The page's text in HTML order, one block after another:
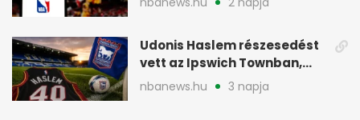
Udonis Haslem részesedést
vett az Ipswich Townban,
Premier League-szereplés
nbanews.hu 3 napja